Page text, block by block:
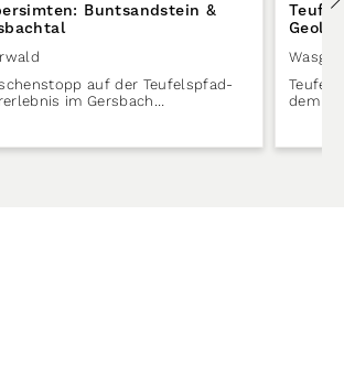
Buntsandstein &
auf der Teufelspfad-
im Gersbach…
Wasgau
dem